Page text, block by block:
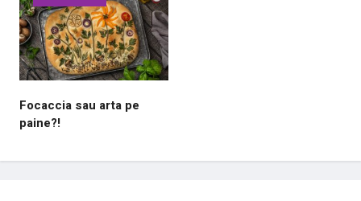
Focaccia sau arta pe
paine?!